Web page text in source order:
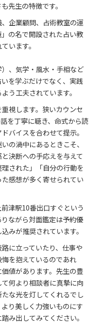
先生の特徴です。
企業顧問、占術教室の運
の名で開設された占い教
います。
、気学・風水・手相など
を学ぶだけでなく、実践
う工夫されています。
視します。狭いカウンセ
を丁寧に聴き、命式から読
バイスを合わせて提示。
の渦中にあるときこそ、
決断への手応えを与えて
された」「自分の行動を
感想が多く寄せられてい
津駅10番出口すぐという
ながら対面鑑定は予約優
みが推奨されています。
に立っていたり、仕事や
を抱えているのであれ
値があります。先生の豊
何より相談者に真摯に向
な光を灯してくれるでし
り美しく力強いものにす
み出してみてください。